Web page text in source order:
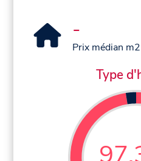
-
Prix médian
Type